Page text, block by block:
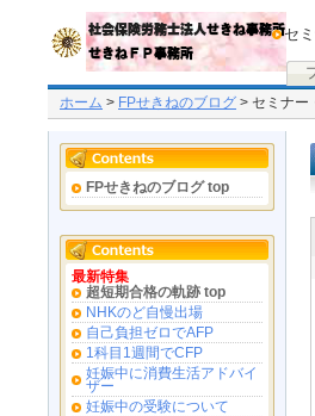
セ
ホーム > FPせきねのブログ > セミナー
FPせきねのブログ top
最新特集
超短期合格の軌跡 top
NHKのど自慢出場
自己負担ゼロでAFP
1科目1週間でCFP
妊娠中に消費生活アドバイ
ザー
妊娠中の受験について